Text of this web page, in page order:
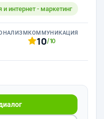
интернет - маркетинг
КОММУНИКАЦИЯ
10/10